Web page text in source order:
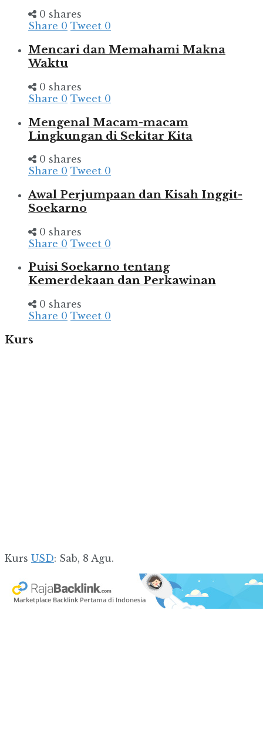
0 shares
Share 0 Tweet 0
Mencari dan Memahami Makna
Waktu
0 shares
Share 0 Tweet 0
Mengenal Macam-macam
Lingkungan di Sekitar Kita
0 shares
Share 0 Tweet 0
Awal Perjumpaan dan Kisah Inggit-
Soekarno
0 shares
Share 0 Tweet 0
Puisi Soekarno tentang
Kemerdekaan dan Perkawinan
0 shares
Share 0 Tweet 0
Kurs
Kurs USD: Sab, 8 Agu.